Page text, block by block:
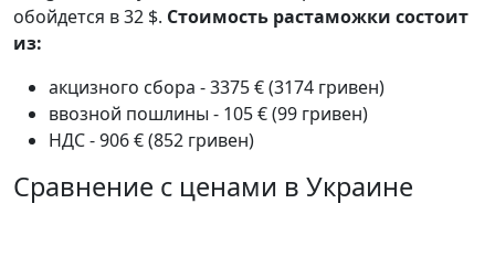
обойдется в 32 $. Стоимость растаможки состоит
из:
акцизного сбора - 3375 € (3174 гривен)
ввозной пошлины - 105 € (99 гривен)
НДС - 906 € (852 гривен)
Сравнение с ценами в Украине